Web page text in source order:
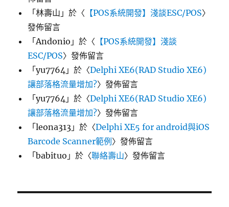
「林壽山 」於〈 【POS系統開發】淺談ESC/POS〉
發佈留言
「Andonio 」於〈 【POS系統開發】淺談
ESC/POS〉發佈留言
「yu7764 」於〈Delphi XE6(RAD Studio XE6)
讓部落格流量增加?〉發佈留言
「yu7764 」於〈Delphi XE6(RAD Studio XE6)
讓部落格流量增加?〉發佈留言
「leona313 」於〈Delphi XE5 for android與iOS
Barcode Scanner範例 〉發佈留言
「babituo 」於〈聯絡壽山〉發佈留言